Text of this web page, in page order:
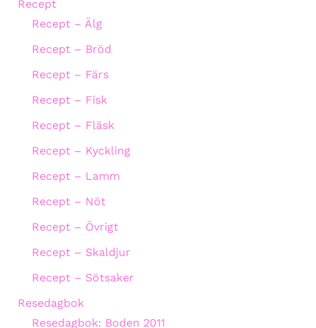
Recept
Recept – Älg
Recept – Bröd
Recept – Färs
Recept – Fisk
Recept – Fläsk
Recept – Kyckling
Recept – Lamm
Recept – Nöt
Recept – Övrigt
Recept – Skaldjur
Recept – Sötsaker
Resedagbok
Resedagbok: Boden 2011